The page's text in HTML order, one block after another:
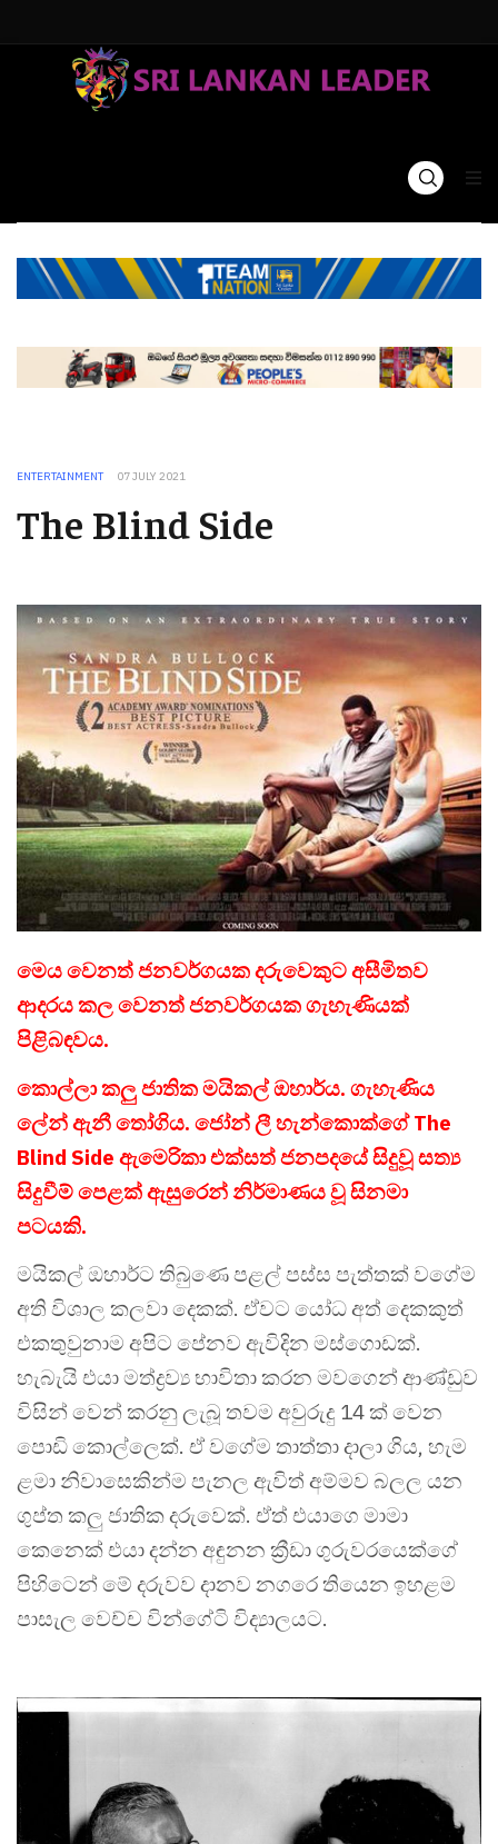
ENTERTAINMENT 07 JULY 2021
The Blind Side
මෙය වෙනත් ජනවර්ගයක දරුවෙකුට අසීමිතව
ආදරය කල වෙනත් ජනවර්ගයක ගැහැණියක්
පිළිබඳවය.
කොල්ලා කලු ජාතික මයිකල් ඔහාර්ය. ගැහැණිය
ලේන් ඇනී තෝගිය. ජෝන් ලී හැන්කොක්ගේ The
Blind Side ඇමෙරිකා එක්සත් ජනපදයේ සිදුවූ සත්‍ය
සිදුවීම් පෙළක් ඇසුරෙන් නිර්මාණය වූ සිනමා
පටයකි.
මයිකල් ඔහාර්ට තිබුණෙ පළල් පස්ස පැත්තක් වගේම
අති විශාල කලවා දෙකක්. ඒවට යෝධ අත් දෙකකුත්
එකතුවුනාම අපිට පේනව ඇවිදින මස්ගොඩක්.
හැබැයි එයා මත්ද්‍රව්‍ය භාවිතා කරන මවගෙන් ආණ්ඩුව
විසින් වෙන් කරනු ලැබූ තවම අවුරුදු 14 ක් වෙන
පොඩි කොල්ලෙක්. ඒ වගේම තාත්තා දාලා ගිය, හැම
ළමා නිවාසෙකින්ම පැනල ඇවිත් අම්මව බලල යන
ගුප්ත කලු ජාතික දරුවෙක්. ඒත් එයාගෙ මාමා
කෙනෙක් එයා දන්න අඳුනන ක්‍රීඩා ගුරුවරයෙක්ගේ
පිහිටෙන් මේ දරුවව දානව නගරෙ තියෙන ඉහළම
පාසැල වෙච්ච වින්ගේටි විද්‍යාලයට.